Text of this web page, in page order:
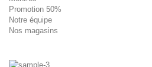
Promotion 50%
Notre équipe
Nos magasins